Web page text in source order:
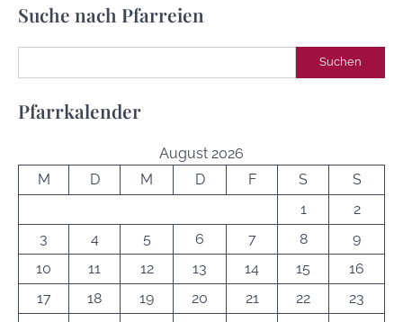
Suche nach Pfarreien
Suchen
Pfarrkalender
August 2026
M
D M D F S
S
1
2
3
4 5 6 7 8
9
10
11 12 13 14 15
16
17
18 19 20 21 22
23